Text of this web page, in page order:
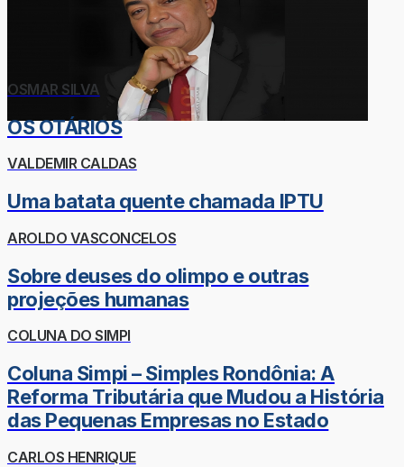
OSMAR SILVA
OS OTÁRIOS
VALDEMIR CALDAS
Uma batata quente chamada IPTU
AROLDO VASCONCELOS
Sobre deuses do olimpo e outras
projeções humanas
COLUNA DO SIMPI
Coluna Simpi – Simples Rondônia: A
Reforma Tributária que Mudou a História
das Pequenas Empresas no Estado
CARLOS HENRIQUE